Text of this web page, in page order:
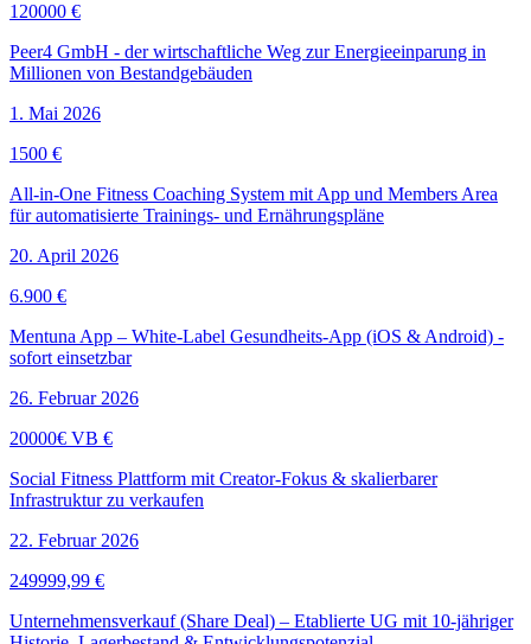
120000 €
Peer4 GmbH - der wirtschaftliche Weg zur Energieeinparung in
Millionen von Bestandgebäuden
1. Mai 2026
1500 €
All-in-One Fitness Coaching System mit App und Members Area
für automatisierte Trainings- und Ernährungspläne
20. April 2026
6.900 €
Mentuna App – White-Label Gesundheits-App (iOS & Android) -
sofort einsetzbar
26. Februar 2026
20000€ VB €
Social Fitness Plattform mit Creator-Fokus & skalierbarer
Infrastruktur zu verkaufen
22. Februar 2026
249999,99 €
Unternehmensverkauf (Share Deal) – Etablierte UG mit 10-jähriger